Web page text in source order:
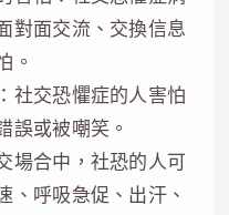
對面交流、交換信息
。
社交恐懼症的人害怕
誤或被嘲笑。
場合中，社恐的人可
、呼吸急促、出汗、